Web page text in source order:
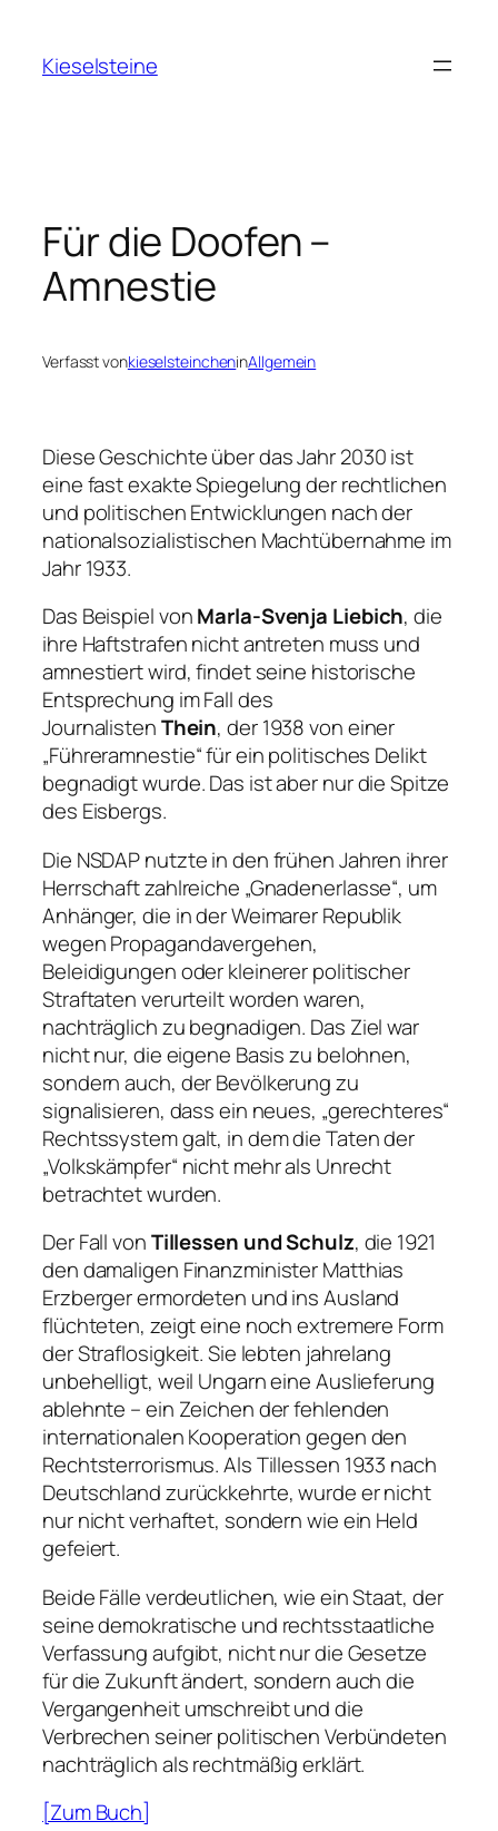
springen
Kieselsteine
Für die Doofen –
Amnestie
Verfasst vonkieselsteincheninAllgemein
Diese Geschichte über das Jahr 2030 ist
eine fast exakte Spiegelung der rechtlichen
und politischen Entwicklungen nach der
nationalsozialistischen Machtübernahme im
Jahr 1933.
Das Beispiel vonMarla-Svenja Liebich, die
ihre Haftstrafen nicht antreten muss und
amnestiert wird, findet seine historische
Entsprechung im Fall des
JournalistenThein, der 1938 von einer
„Führeramnestie“ für ein politisches Delikt
begnadigt wurde. Das ist aber nur die Spitze
des Eisbergs.
Die NSDAP nutzte in den frühen Jahren ihrer
Herrschaft zahlreiche „Gnadenerlasse“, um
Anhänger, die in der Weimarer Republik
wegen Propagandavergehen,
Beleidigungen oder kleinerer politischer
Straftaten verurteilt worden waren,
nachträglich zu begnadigen. Das Ziel war
nicht nur, die eigene Basis zu belohnen,
sondern auch, der Bevölkerung zu
signalisieren, dass ein neues, „gerechteres“
Rechtssystem galt, in dem die Taten der
„Volkskämpfer“ nicht mehr als Unrecht
betrachtet wurden.
Der Fall vonTillessen und Schulz, die 1921
den damaligen Finanzminister Matthias
Erzberger ermordeten und ins Ausland
flüchteten, zeigt eine noch extremere Form
der Straflosigkeit. Sie lebten jahrelang
unbehelligt, weil Ungarn eine Auslieferung
ablehnte – ein Zeichen der fehlenden
internationalen Kooperation gegen den
Rechtsterrorismus. Als Tillessen 1933 nach
Deutschland zurückkehrte, wurde er nicht
nur nicht verhaftet, sondern wie ein Held
gefeiert.
Beide Fälle verdeutlichen, wie ein Staat, der
seine demokratische und rechtsstaatliche
Verfassung aufgibt, nicht nur die Gesetze
für die Zukunft ändert, sondern auch die
Vergangenheit umschreibt und die
Verbrechen seiner politischen Verbündeten
nachträglich als rechtmäßig erklärt.
[Zum Buch]